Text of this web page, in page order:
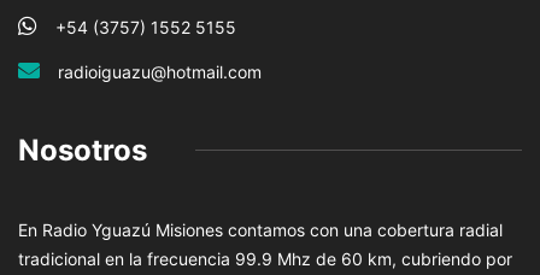
+54 (3757) 1552 5155
radioiguazu@hotmail.com
Nosotros
En Radio Yguazú Misiones contamos con una cobertura radial
tradicional en la frecuencia 99.9 Mhz de 60 km, cubriendo por